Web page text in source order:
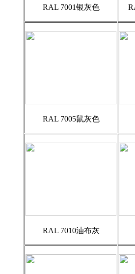
RAL 7001银灰色
RAL 7005鼠灰色
RAL 7010油布灰